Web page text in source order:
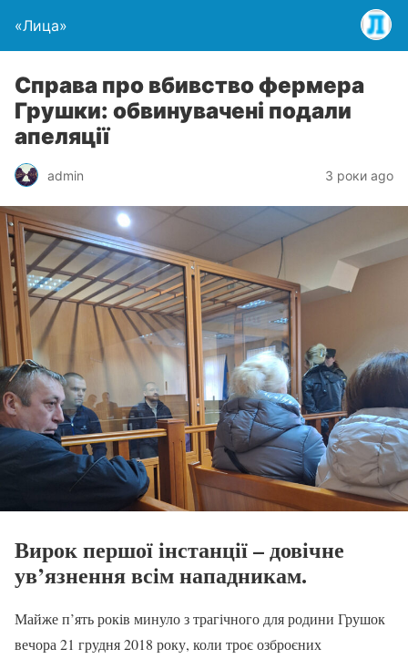
«Лица»
Справа про вбивство фермера
Грушки: обвинувачені подали
апеляції
admin 3 роки ago
Вирок першої інстанції – довічне
ув’язнення всім нападникам.
Майже п’ять років минуло з трагічного для родини Грушок
вечора 21 грудня 2018 року, коли троє озброєних